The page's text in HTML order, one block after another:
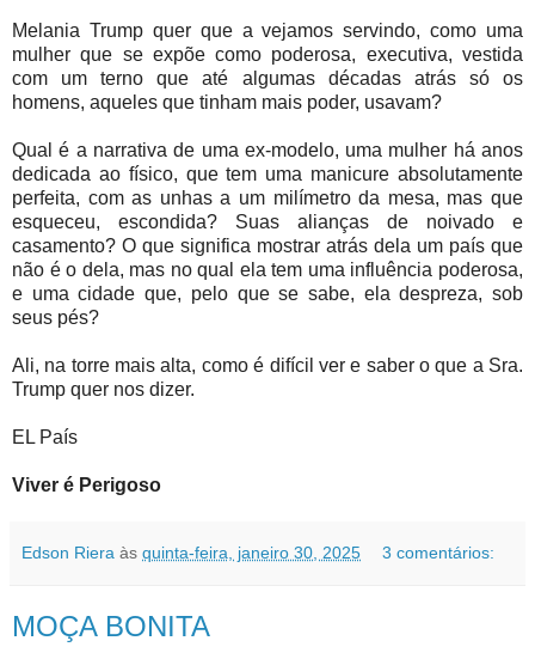
Melania Trump quer que a vejamos servindo, como uma
mulher que se expõe como poderosa, executiva, vestida
com um terno que até algumas décadas atrás só os
homens, aqueles que tinham mais poder, usavam?
Qual é a narrativa de uma ex-modelo, uma mulher há anos
dedicada ao físico, que tem uma manicure absolutamente
perfeita, com as unhas a um milímetro da mesa, mas que
esqueceu, escondida? Suas alianças de noivado e
casamento? O que significa mostrar atrás dela um país que
não é o dela, mas no qual ela tem uma influência poderosa,
e uma cidade que, pelo que se sabe, ela despreza, sob
seus pés?
Ali, na torre mais alta, como é difícil ver e saber o que a Sra.
Trump quer nos dizer.
EL País
Viver é Perigoso
Edson Riera às quinta-feira, janeiro 30, 2025 3 comentários:
MOÇA BONITA